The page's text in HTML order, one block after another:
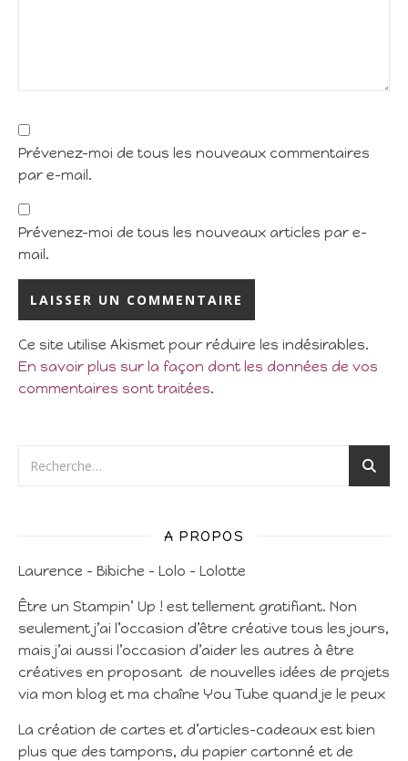
Prévenez-moi de tous les nouveaux commentaires
par e-mail.
Prévenez-moi de tous les nouveaux articles par e-
mail.
Ce site utilise Akismet pour réduire les indésirables.
En savoir plus sur la façon dont les données de vos
commentaires sont traitées.
A PROPOS
Laurence – Bibiche – Lolo – Lolotte
Être un Stampin’ Up ! est tellement gratifiant. Non
seulement j’ai l’occasion d’être créative tous les jours,
mais j’ai aussi l’occasion d’aider les autres à être
créatives en proposant de nouvelles idées de projets
via mon blog et ma chaîne You Tube quand je le peux
La création de cartes et d’articles-cadeaux est bien
plus que des tampons, du papier cartonné et de